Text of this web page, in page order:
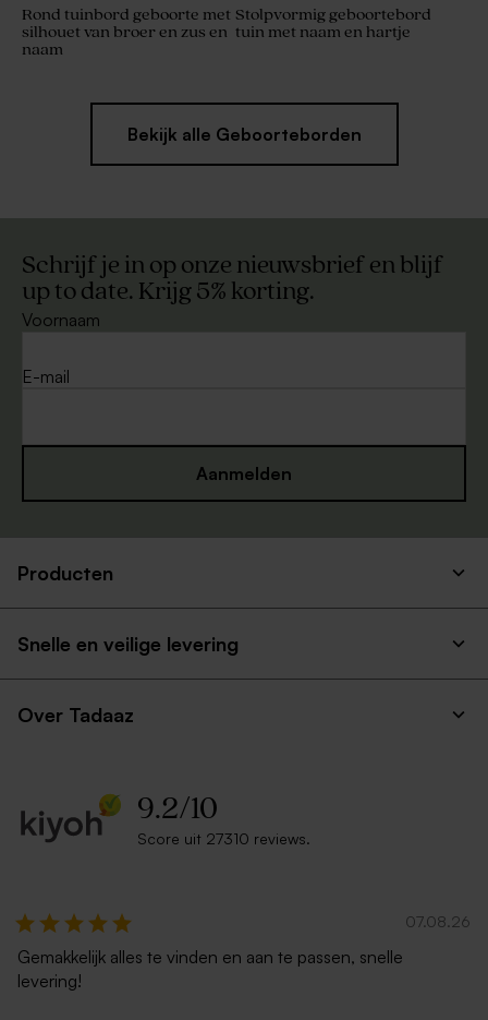
Rond tuinbord geboorte met
silhouet van broer en zus en
naam
Stolpvormig geboortebord
tuin met naam en hartje
Bekijk alle Geboorteborden
Schrijf je in op onze nieuwsbrief en blijf
up to date. Krijg 5% korting.
Voornaam
E-mail
Aanmelden
Producten
Snelle en veilige levering
Over Tadaaz
9.2/10
Score uit 27310 reviews.
07.08.26
Gemakkelijk alles te vinden en aan te passen, snelle
levering!